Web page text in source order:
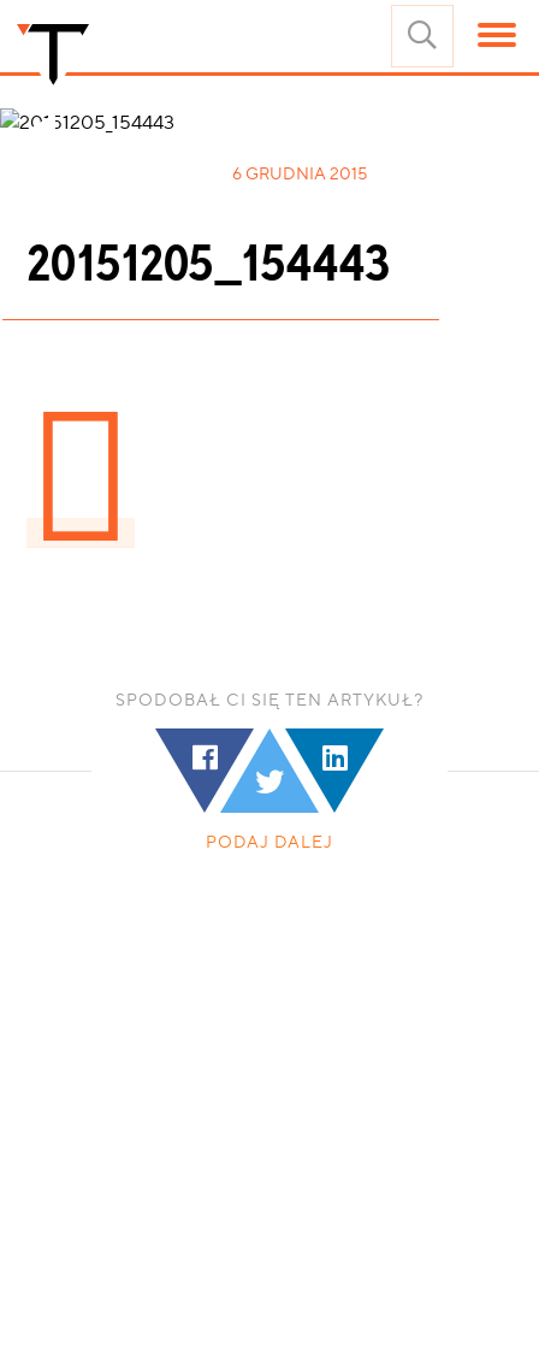
6 GRUDNIA 2015
20151205_154443
SPODOBAŁ CI SIĘ TEN ARTYKUŁ?
PODAJ DALEJ